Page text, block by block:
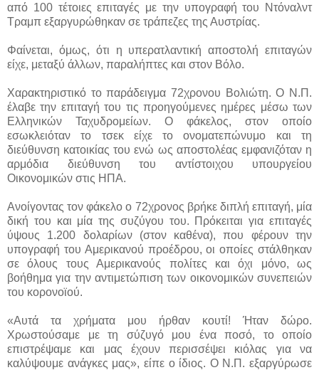
από 100 τέτοιες επιταγές με την υπογραφή του Ντόναλντ
Τραμπ εξαργυρώθηκαν σε τράπεζες της Αυστρίας.
Φαίνεται, όμως, ότι η υπερατλαντική αποστολή επιταγών
είχε, μεταξύ άλλων, παραλήπτες και στον Βόλο.
Χαρακτηριστικό το παράδειγμα 72χρονου Βολιώτη. Ο Ν.Π.
έλαβε την επιταγή του τις προηγούμενες ημέρες μέσω των
Ελληνικών Ταχυδρομείων. Ο φάκελος, στον οποίο
εσωκλειόταν το τσεκ είχε το ονοματεπώνυμο και τη
διεύθυνση κατοικίας του ενώ ως αποστολέας εμφανιζόταν η
αρμόδια διεύθυνση του αντίστοιχου υπουργείου
Οικονομικών στις ΗΠΑ.
Ανοίγοντας τον φάκελο ο 72χρονος βρήκε διπλή επιταγή, μία
δική του και μία της συζύγου του. Πρόκειται για επιταγές
ύψους 1.200 δολαρίων (στον καθένα), που φέρουν την
υπογραφή του Αμερικανού προέδρου, οι οποίες στάλθηκαν
σε όλους τους Αμερικανούς πολίτες και όχι μόνο, ως
βοήθημα για την αντιμετώπιση των οικονομικών συνεπειών
του κορονοϊού.
«Αυτά τα χρήματα μου ήρθαν κουτί! Ήταν δώρο.
Χρωστούσαμε με τη σύζυγό μου ένα ποσό, το οποίο
επιστρέψαμε και μας έχουν περισσέψει κιόλας για να
καλύψουμε ανάγκες μας», είπε ο ίδιος. Ο Ν.Π. εξαργύρωσε